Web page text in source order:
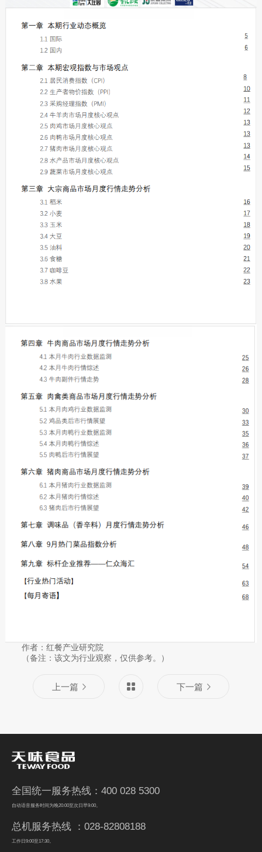
作者：红餐产业研究院
（备注：该文为行业观察，仅供参考。）
上一篇 下一篇
全国统一服务热线：400 028 5300
自动语音服务时间为晚20:00至次日早9:00。
总机服务热线 ：028-82808188
工作日9:00至17:30。